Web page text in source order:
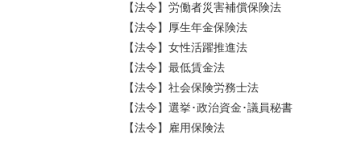
【法令】労働者災害補償保険法
【法令】厚生年金保険法
【法令】女性活躍推進法
【法令】最低賃金法
【法令】社会保険労務士法
【法令】選挙･政治資金･議員秘書
【法令】雇用保険法